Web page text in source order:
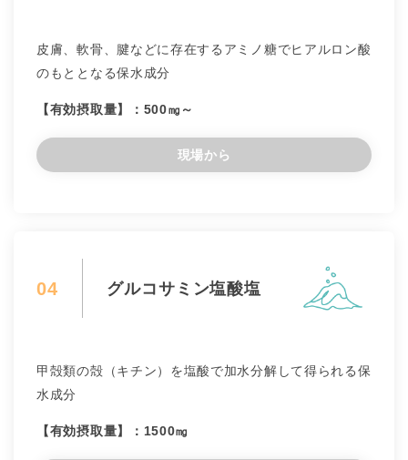
皮膚、軟骨、腱などに存在するアミノ糖でヒアルロン酸
のもととなる保水成分
【有効摂取量】：500㎎～
現場から
04 グルコサミン塩酸塩
甲殻類の殻（キチン）を塩酸で加水分解して得られる保
水成分
【有効摂取量】：1500㎎